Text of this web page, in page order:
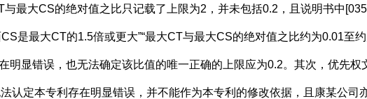
大CS的绝对值之比只记载了上限为2，并未包括0.2，且说明书中
是最大CT的1.5倍或更大”“最大CT与最大CS的绝对值之比约为0.01至
明显错误，也无法确定该比值的唯一正确的上限应为0.2。其次，优先权
认定本专利存在明显错误，并不能作为本专利的修改依据，且康某公司